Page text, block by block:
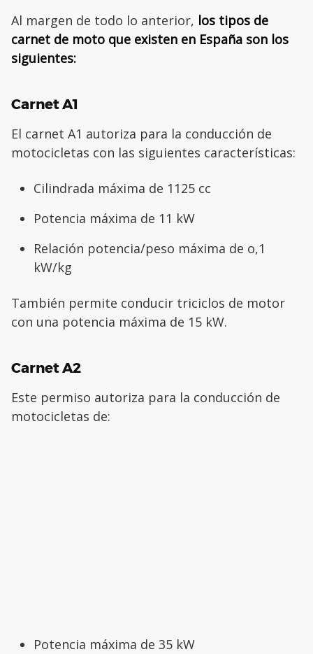
Al margen de todo lo anterior, los tipos de
carnet de moto que existen en España son los
siguientes:
Carnet A1
El carnet A1 autoriza para la conducción de
motocicletas con las siguientes características:
Cilindrada máxima de 1125 cc
Potencia máxima de 11 kW
Relación potencia/peso máxima de o,1
kW/kg
También permite conducir triciclos de motor
con una potencia máxima de 15 kW.
Carnet A2
Este permiso autoriza para la conducción de
motocicletas de:
Potencia máxima de 35 kW